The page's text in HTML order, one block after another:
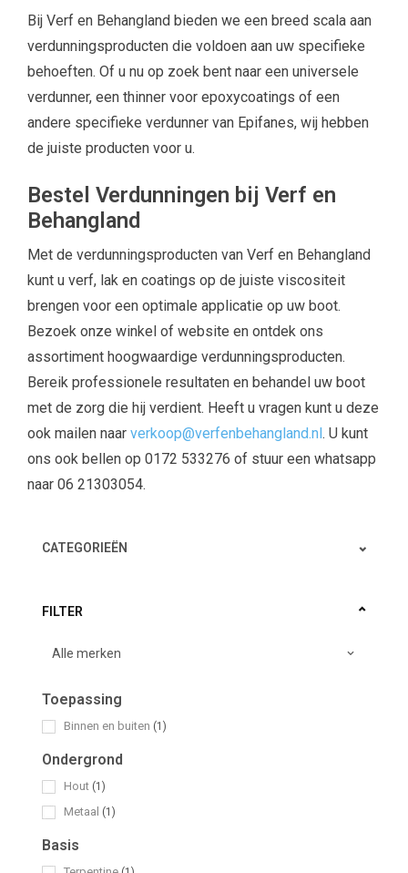
Bij Verf en Behangland bieden we een breed scala aan
verdunningsproducten die voldoen aan uw specifieke
behoeften. Of u nu op zoek bent naar een universele
verdunner, een thinner voor epoxycoatings of een
andere specifieke verdunner van Epifanes, wij hebben
de juiste producten voor u.
Bestel Verdunningen bij Verf en
Behangland
Met de verdunningsproducten van Verf en Behangland
kunt u verf, lak en coatings op de juiste viscositeit
brengen voor een optimale applicatie op uw boot.
Bezoek onze winkel of website en ontdek ons
assortiment hoogwaardige verdunningsproducten.
Bereik professionele resultaten en behandel uw boot
met de zorg die hij verdient. Heeft u vragen kunt u deze
ook mailen naar verkoop@verfenbehangland.nl . U kunt
ons ook bellen op 0172 533276 of stuur een whatsapp
naar 06 21303054.
CATEGORIEËN
FILTER
Toepassing
Binnen en buiten (1)
Ondergrond
Hout (1)
Metaal (1)
Basis